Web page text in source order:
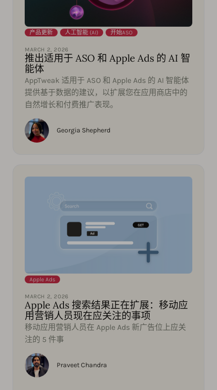
产品更新 人工智能 (AI) 开始ASO
MARCH 2, 2026
推出适用于 ASO 和 Apple Ads 的 AI 智
能体
AppTweak 适用于 ASO 和 Apple Ads 的 AI 智能体
提供基于数据的建议，以扩展您在应用商店中的
自然增长和付费推广表现。
Georgia Shepherd
Apple Ads
MARCH 2, 2026
Apple Ads 搜索结果正在扩展：移动应
用营销人员现在应关注的事项
移动应用营销人员在 Apple Ads 新广告位上应关
注的 5 件事
Praveet Chandra